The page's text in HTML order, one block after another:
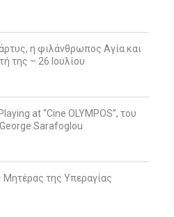
η φιλάνθρωπος Αγία και
της – 26 Ιουλίου
at “Cine OLYMPOS”, του
Sarafoglou
Μητέρας της Υπεραγίας